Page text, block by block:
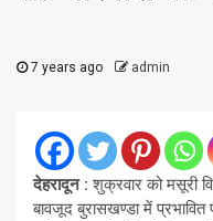
7 years ago admin
देहरादून : शुक्रवार को मसूरी
बावजूद बुरासखण्डा में प्रभावित